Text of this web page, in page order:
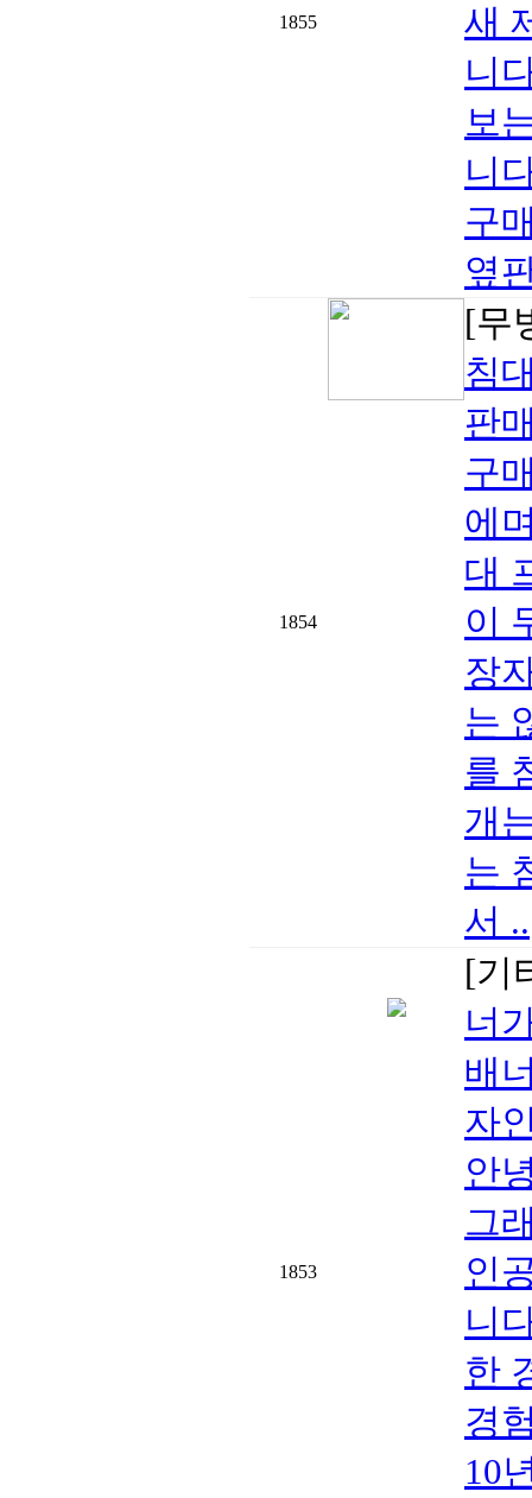
1855
새
니
보
니
구
옆
1854
[무
침
판
구
에
대
이
장
는
를
개
는
서 ..
1853
[기
너
배
자
안
그
인
니
한
경
10